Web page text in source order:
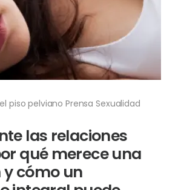
piso pelviano Prensa Sexualidad
las relaciones
qué merece una
cómo un